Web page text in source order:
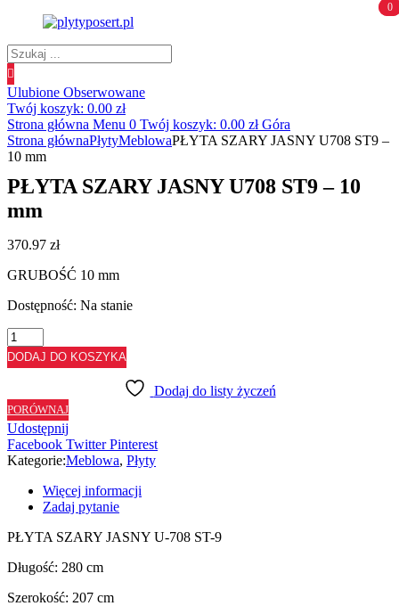
Wyszukiwanie
produktów
0
Ulubione Obserwowane
0
Twój koszyk: 0.00 zł
Strona główna Menu 0 Twój koszyk: 0.00 zł Góra
Strona głównaPłytyMeblowaPŁYTA SZARY JASNY U708 ST9 –
10 mm
PŁYTA SZARY JASNY U708 ST9 – 10
mm
370.97 zł
GRUBOŚĆ 10 mm
Dostępność: Na stanie
ilość
PŁYTA
SZARY
U708
ST9
-
10
mm
DODAJ DO KOSZYKA
Dodaj do listy życzeń
PORÓWNAJ
Udostępnij
Facebook Twitter Pinterest
Kategorie:Meblowa, Płyty
Więcej informacji
Zadaj pytanie
PŁYTA SZARY JASNY U-708 ST-9
Długość: 280 cm
Szerokość: 207 cm